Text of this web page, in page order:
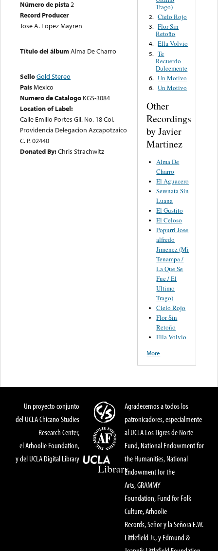
Número de pista2
Record Producer
Jose A. Lopez Mayren
Título del álbumAlma De Charro
SelloGold Stereo
PaísMexico
Numero de Catalogo KGS-3084
Location of Label:
Calle Emilio Portes Gil. No. 18 Col.
Providencia Delegacion Azcapotzaico
C. P. 02440
Donated By:Chris Strachwitz
Trago)
2. Cielo Rojo
3. Flor Sin
Retoño
4. Ella Volvio
5. Te
Recuerdo
Dulcemente
6. Un Motivo
6. Un Motivo
Other
Recordings
by Javier
Martinez
Alma De
Charro
El Aguacero
Serenata Sin
Luana
El Gustito
El Celoso
Popurri Jose
alfredo
Jimenez (Mi
Tenampa /
La Que Se
Fue / El
Ultimo
Trago)
Cielo Rojo
Flor Sin
Retoño
Ella Volvio
More
Un proyecto conjunto
del UCLA Chicano Studies
Research Center,
el Arhoolie Foundation,
y del UCLA Digital Library
Agradecemos a todos los
patronicadores, especialmente
al UCLA Los Tigres de Norte
Fund, National Endowment for
the Humanities, National
Endowment for the
Arts, GRAMMY
Foundation, Fund for Folk
Culture, Arhoolie
Records, Señor y la Señora E.W.
Littlefield Jr., y Edmund &